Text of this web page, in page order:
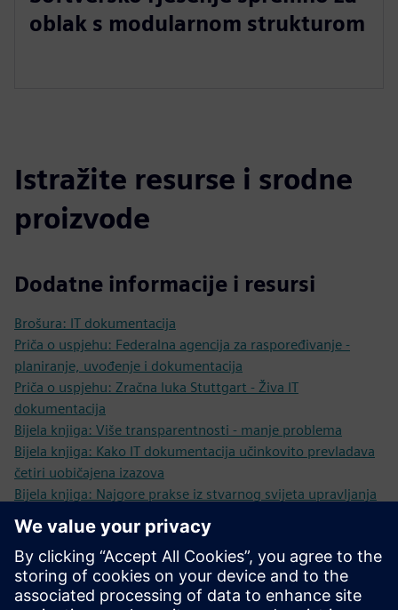
oblak s modularnom strukturom
Istražite resurse i srodne
proizvode
Dodatne informacije i resursi
Brošura: IT dokumentacija
Priča o uspjehu: Federalna agencija za raspoređivanje -
planiranje, uvođenje i dokumentacija
Priča o uspjehu: Zračna luka Stuttgart - Živa IT
dokumentacija
Bijela knjiga: Više transparentnosti - manje problema
Bijela knjiga: Kako IT dokumentacija učinkovito prevladava
četiri uobičajena izazova
Bijela knjiga: Najgore prakse iz stvarnog svijeta upravljanja
IT infrastrukturom
Studija: Povrat ulaganja u poslovanje IT infrastrukture
Više informacija
Zatražite demo: Radujemo se što ćemo vam pokazati naša
softverska rješenja!